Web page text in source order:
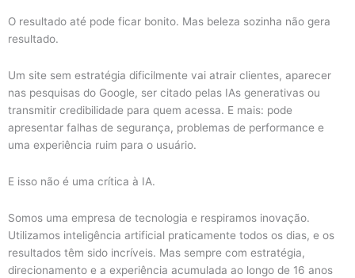
O resultado até pode ficar bonito. Mas beleza sozinha não gera
resultado.
Um site sem estratégia dificilmente vai atrair clientes, aparecer
nas pesquisas do Google, ser citado pelas IAs generativas ou
transmitir credibilidade para quem acessa. E mais: pode
apresentar falhas de segurança, problemas de performance e
uma experiência ruim para o usuário.
E isso não é uma crítica à IA.
Somos uma empresa de tecnologia e respiramos inovação.
Utilizamos inteligência artificial praticamente todos os dias, e os
resultados têm sido incríveis. Mas sempre com estratégia,
direcionamento e a experiência acumulada ao longo de 16 anos